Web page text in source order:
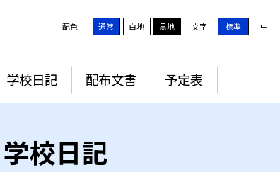
配色 通常 白地 黒地 文字 標準 中
学校日記 配布文書 予定表
学校日記